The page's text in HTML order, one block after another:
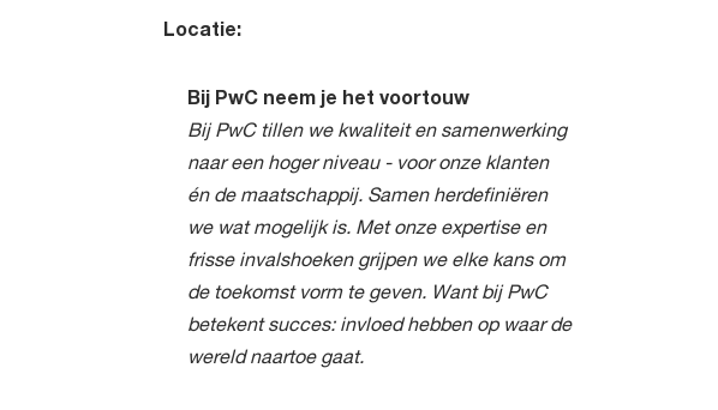
Locatie:
Bij PwC neem je het voortouw
Bij PwC tillen we kwaliteit en samenwerking
naar een hoger niveau - voor onze klanten
én de maatschappij. Samen herdefiniëren
we wat mogelijk is. Met onze expertise en
frisse invalshoeken grijpen we elke kans om
de toekomst vorm te geven. Want bij PwC
betekent succes: invloed hebben op waar de
wereld naartoe gaat.